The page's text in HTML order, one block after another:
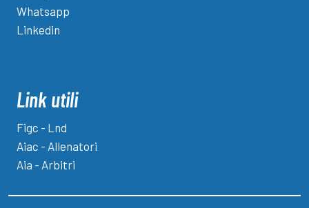
Whatsapp
Linkedin
Link utili
Figc - Lnd
Aiac - Allenatori
Aia - Arbitri